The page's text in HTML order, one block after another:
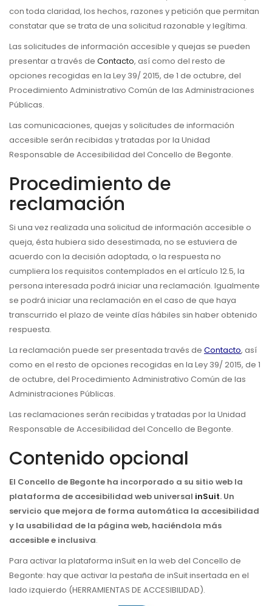
con toda claridad, los hechos, razones y petición que permitan
constatar que se trata de una solicitud razonable y legítima.
Las solicitudes de información accesible y quejas se pueden
presentar a través de Contacto, así como del resto de
opciones recogidas en la Ley 39/ 2015, de 1 de octubre, del
Procedimiento Administrativo Común de las Administraciones
Públicas.
Las comunicaciones, quejas y solicitudes de información
accesible serán recibidas y tratadas por la Unidad
Responsable de Accesibilidad del Concello de Begonte.
Procedimiento de
reclamación
Si una vez realizada una solicitud de información accesible o
queja, ésta hubiera sido desestimada, no se estuviera de
acuerdo con la decisión adoptada, o la respuesta no
cumpliera los requisitos contemplados en el artículo 12.5, la
persona interesada podrá iniciar una reclamación. Igualmente
se podrá iniciar una reclamación en el caso de que haya
transcurrido el plazo de veinte días hábiles sin haber obtenido
respuesta.
La reclamación puede ser presentada través de Contacto, así
como en el resto de opciones recogidas en la Ley 39/ 2015, de 1
de octubre, del Procedimiento Administrativo Común de las
Administraciones Públicas.
Las reclamaciones serán recibidas y tratadas por la Unidad
Responsable de Accesibilidad del Concello de Begonte.
Contenido opcional
El Concello de Begonte ha incorporado a su sitio web la
plataforma de accesibilidad web universal inSuit. Un
servicio que mejora de forma automática la accesibilidad
y la usabilidad de la página web, haciéndola más
accesible e inclusiva.
Para activar la plataforma inSuit en la web del Concello de
Begonte: hay que activar la pestaña de inSuit insertada en el
lado izquierdo (HERRAMIENTAS DE ACCESIBILIDAD).